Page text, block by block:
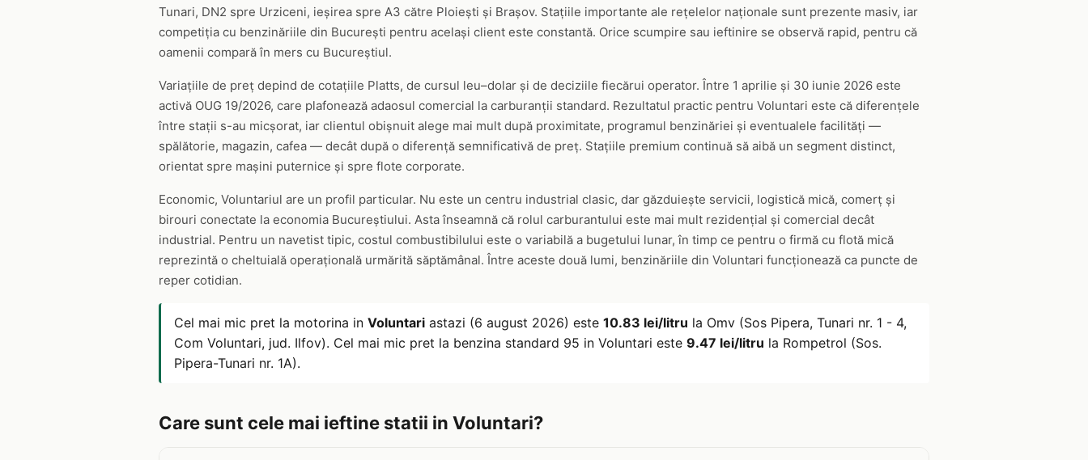
Tunari, DN2 spre Urziceni, ieșirea spre A3 către Ploiești și Brașov. Stațiile importante ale rețelelor naționale sunt prezente masiv, iar
competiția cu benzinăriile din București pentru același client este constantă. Orice scumpire sau ieftinire se observă rapid, pentru că
oamenii compară în mers cu Bucureștiul.
Variațiile de preț depind de cotațiile Platts, de cursul leu–dolar și de deciziile fiecărui operator. Între 1 aprilie și 30 iunie 2026 este
activă OUG 19/2026, care plafonează adaosul comercial la carburanții standard. Rezultatul practic pentru Voluntari este că diferențele
între stații s-au micșorat, iar clientul obișnuit alege mai mult după proximitate, programul benzinăriei și eventualele facilități —
spălătorie, magazin, cafea — decât după o diferență semnificativă de preț. Stațiile premium continuă să aibă un segment distinct,
orientat spre mașini puternice și spre flote corporate.
Economic, Voluntariul are un profil particular. Nu este un centru industrial clasic, dar găzduiește servicii, logistică mică, comerț și
birouri conectate la economia Bucureștiului. Asta înseamnă că rolul carburantului este mai mult rezidențial și comercial decât
industrial. Pentru un navetist tipic, costul combustibilului este o variabilă a bugetului lunar, în timp ce pentru o firmă cu flotă mică
reprezintă o cheltuială operațională urmărită săptămânal. Între aceste două lumi, benzinăriile din Voluntari funcționează ca puncte de
reper cotidian.
Cel mai mic pret la motorina in Voluntari astazi (6 august 2026) este 10.83 lei/litru la Omv (Sos Pipera, Tunari nr. 1 - 4,
Com Voluntari, jud. Ilfov). Cel mai mic pret la benzina standard 95 in Voluntari este 9.47 lei/litru la Rompetrol (Sos.
Pipera-Tunari nr. 1A).
Care sunt cele mai ieftine statii in Voluntari?